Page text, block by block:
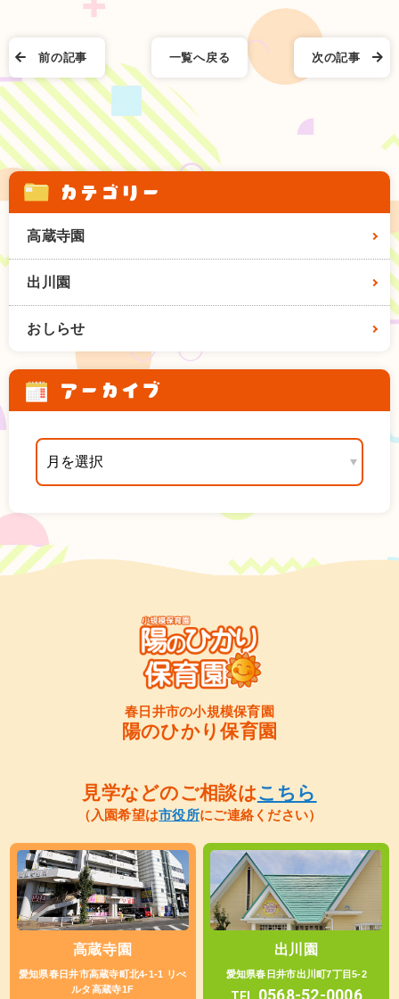
次の記事
一覧へ戻る
前の記事
カテゴリー
高蔵寺園
出川園
おしらせ
アーカイブ
春日井市の小規模保育園
陽のひかり保育園
見学などのご相談はこちら
（入園希望は市役所にご連絡ください）
高蔵寺園
愛知県春日井市高蔵寺町北4-1-1 リべ
ルタ高蔵寺1F
出川園
愛知県春日井市出川町7丁目5-2